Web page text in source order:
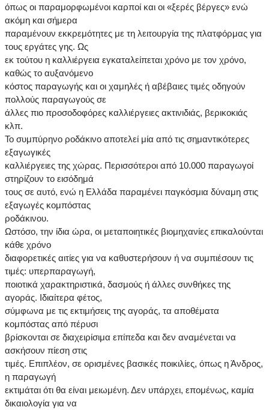
όπως οι παραμορφωμένοι καρποί και οι «ξερές βέργες» ενώ
ακόμη και σήμερα
παραμένουν εκκρεμότητες με τη λειτουργία της πλατφόρμας για
τους εργάτες γης. Ως
εκ τούτου η καλλιέργεια εγκαταλείπεται χρόνο με τον χρόνο,
καθώς το αυξανόμενο
κόστος παραγωγής και οι χαμηλές ή αβέβαιες τιμές οδηγούν
πολλούς παραγωγούς σε
άλλες πιο προσοδοφόρες καλλιέργειες ακτινιδιάς, βερικοκιάς
κλπ.
Το συμπύρηνο ροδάκινο αποτελεί μία από τις σημαντικότερες
εξαγωγικές
καλλιέργειες της χώρας. Περισσότεροι από 10.000 παραγωγοί
στηρίζουν το εισόδημά
τους σε αυτό, ενώ η Ελλάδα παραμένει παγκόσμια δύναμη στις
εξαγωγές κομπόστας
ροδάκινου.
Ωστόσο, την ίδια ώρα, οι μεταποιητικές βιομηχανίες επικαλούνται
κάθε χρόνο
διαφορετικές αιτίες για να καθυστερήσουν ή να συμπιέσουν τις
τιμές: υπερπαραγωγή,
ποιοτικά χαρακτηριστικά, δασμούς ή άλλες συνθήκες της
αγοράς. Ιδιαίτερα φέτος,
σύμφωνα με τις εκτιμήσεις της αγοράς, τα αποθέματα
κομπόστας από πέρυσι
βρίσκονται σε διαχειρίσιμα επίπεδα και δεν αναμένεται να
ασκήσουν πίεση στις
τιμές. Επιπλέον, σε ορισμένες βασικές ποικιλίες, όπως η Άνδρος,
η παραγωγή
εκτιμάται ότι θα είναι μειωμένη. Δεν υπάρχει, επομένως, καμία
δικαιολογία για να